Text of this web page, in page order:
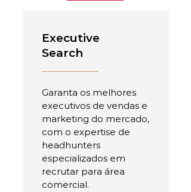
Executive
Search
Garanta os melhores
executivos de vendas e
marketing do mercado,
com o expertise de
headhunters
especializados em
recrutar para área
comercial.